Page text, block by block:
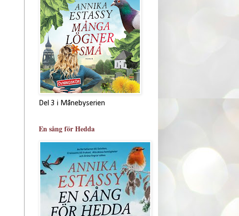
Del 3 i Månebyserien
En sång för Hedda